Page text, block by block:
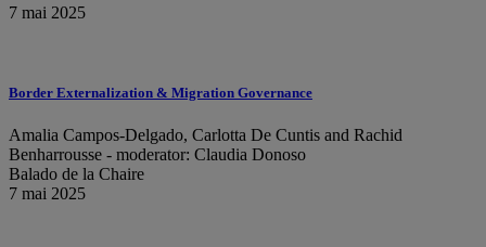
7 mai 2025
Border Externalization & Migration Governance
Amalia Campos-Delgado, Carlotta De Cuntis and Rachid
Benharrousse - moderator: Claudia Donoso
Balado de la Chaire
7 mai 2025